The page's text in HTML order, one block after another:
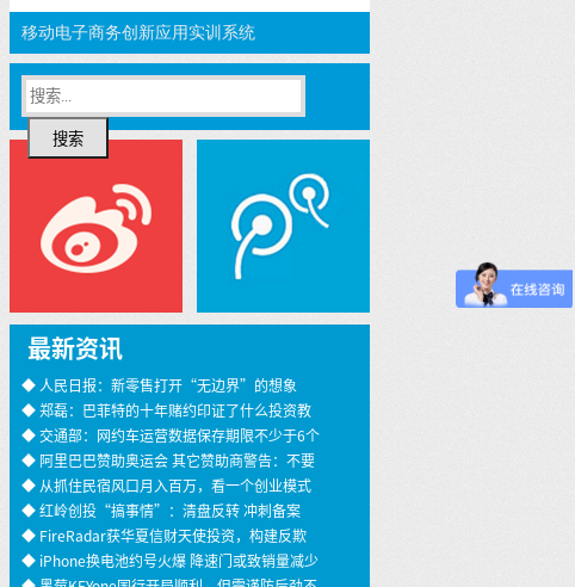
搜索
最新资讯
◆ 人民日报：新零售打开“无边界”的想象
◆ 郑磊：巴菲特的十年赌约印证了什么投资教
训
◆ 交通部：网约车运营数据保存期限不少于6个
月
◆ 阿里巴巴赞助奥运会 其它赞助商警告：不要
过界
◆ 从抓住民宿风口月入百万，看一个创业模式
◆ 红岭创投“搞事情”：清盘反转 冲刺备案
◆ FireRadar获华夏信财天使投资，构建反欺
诈安全服务
◆ iPhone换电池约号火爆 降速门或致销量减少